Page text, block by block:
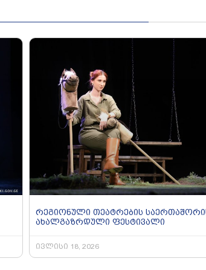
რეგიონული თეატრების
ახალგაზრდული ფესტივალი
ივლისი 18, 2026